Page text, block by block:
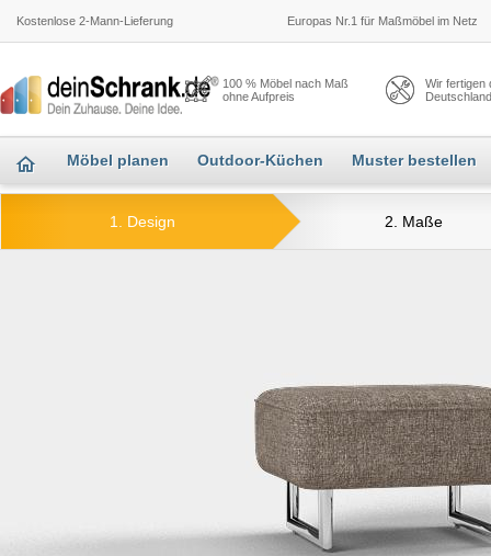
Kostenlose 2-Mann-Lieferung Europas Nr.1 für Maßmöbel im Netz
100 % Möbel nach Maß
ohne Aufpreis
Wir fertigen
Möbel planen Outdoor-Küchen Muster bestellen
2. Maße
1. Design